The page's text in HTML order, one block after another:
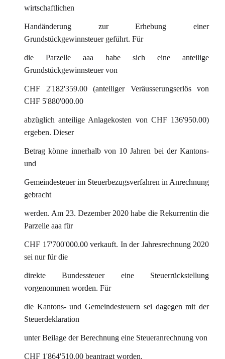
wirtschaftlichen
Handänderung zur Erhebung einer
Grundstückgewinnsteuer geführt. Für
die Parzelle aaa habe sich eine anteilige
Grundstückgewinnsteuer von
CHF 2'182'359.00 (anteiliger Veräusserungserlös von
CHF 5'880'000.00
abzüglich anteilige Anlagekosten von CHF 136'950.00)
ergeben. Dieser
Betrag könne innerhalb von 10 Jahren bei der Kantons-
und
Gemeindesteuer im Steuerbezugsverfahren in Anrechnung
gebracht
werden. Am 23. Dezember 2020 habe die Rekurrentin die
Parzelle aaa für
CHF 17'700'000.00 verkauft. In der Jahresrechnung 2020
sei nur für die
direkte Bundessteuer eine Steuerrückstellung
vorgenommen worden. Für
die Kantons- und Gemeindesteuern sei dagegen mit der
Steuerdeklaration
unter Beilage der Berechnung eine Steueranrechnung von
CHF 1'864'510.00 beantragt worden.